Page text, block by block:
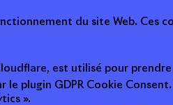
du site Web.
est utilisé pour
le plugin GDPR Cookie
».